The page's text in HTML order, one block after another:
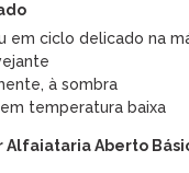
em ciclo delicado na
à sombra
temperatura baixa
Alfaiataria Aberto